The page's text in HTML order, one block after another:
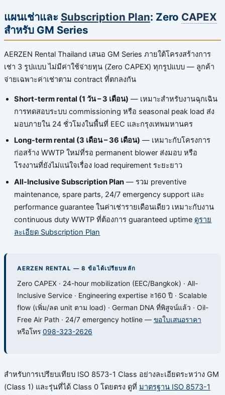
แผนเช่าและ Subscription Plan: Zero CAPEX
สำหรับ GM Series
AERZEN Rental Thailand เสนอ GM Series ภายใต้โครงสร้างการ
เช่า 3 รูปแบบ ไม่มีค่าใช้จ่ายทุน (Zero CAPEX) ทุกรูปแบบ — ลูกค้า
จ่ายเฉพาะค่าเช่าตาม contract ที่ตกลงกัน
Short-term rental (1 วัน – 3 เดือน) — เหมาะสำหรับงานฉุกเฉิน
การทดสอบระบบ commissioning หรือ seasonal peak load ส่ง
มอบภายใน 24 ชั่วโมงในพื้นที่ EEC และกรุงเทพมหานคร
Long-term rental (3 เดือน – 36 เดือน) — เหมาะกับโครงการ
ก่อสร้าง WWTP ใหม่ที่รอ permanent blower ส่งมอบ หรือ
โรงงานที่ยังไม่แน่ใจเรื่อง load requirement ระยะยาว
All-Inclusive Subscription Plan — รวม preventive
maintenance, spare parts, 24/7 emergency support และ
performance guarantee ในค่าเช่ารายเดือนเดียว เหมาะกับงาน
continuous duty WWTP ที่ต้องการ guaranteed uptime ดูราย
ละเอียด Subscription Plan
AERZEN RENTAL — 8 ข้อได้เปรียบหลัก
Zero CAPEX · 24-hour mobilization (EEC/Bangkok) · All-
Inclusive Service · Engineering expertise ≥160 ปี · Scalable
flow (เพิ่ม/ลด unit ตาม load) · German DNA ที่พิสูจน์แล้ว · Oil-
Free Air Path · 24/7 emergency hotline — ขอใบเสนอราคา
หรือโทร 098-323-2626
สำหรับการเปรียบเทียบ ISO 8573-1 Class อย่างละเอียดระหว่าง GM
(Class 1) และรุ่นที่ได้ Class 0 โดยตรง ดูที่ มาตรฐาน ISO 8573-1